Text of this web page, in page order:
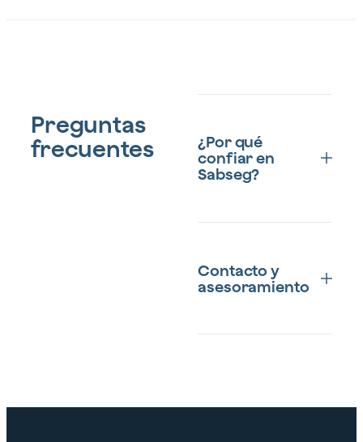
al
Preguntas
frecuentes
¿Por qué
confiar en
Sabseg?
asegurador nos
convierte en el socio
Contacto y
asesoramiento
aseguradoras